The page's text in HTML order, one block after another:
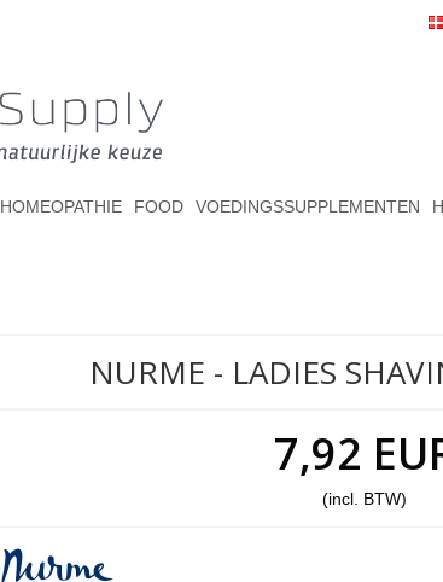
HOMEOPATHIE FOOD VOEDINGSSUPPLEMENTEN
NURME - LADIES
7,92
(incl. BTW)